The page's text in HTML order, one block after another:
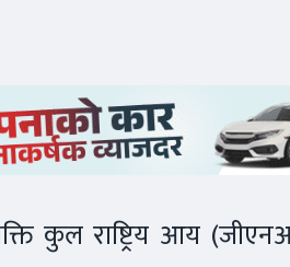
कुल राष्ट्रिय आय